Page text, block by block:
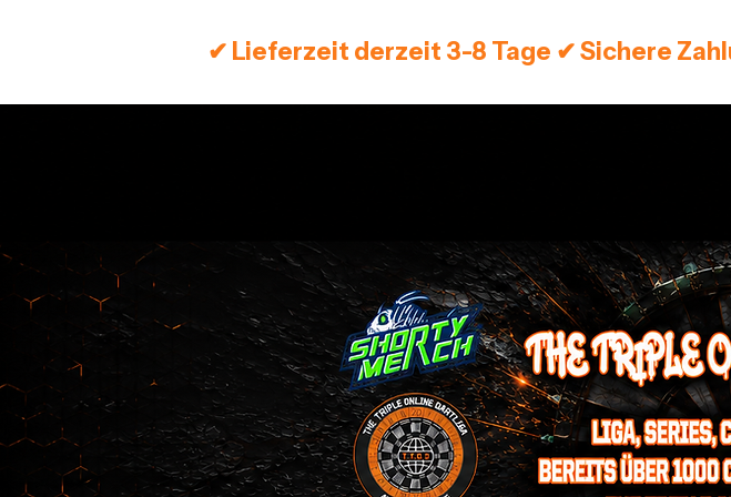
✔ Lieferzeit derzeit 3-8 Tage ✔ Sichere